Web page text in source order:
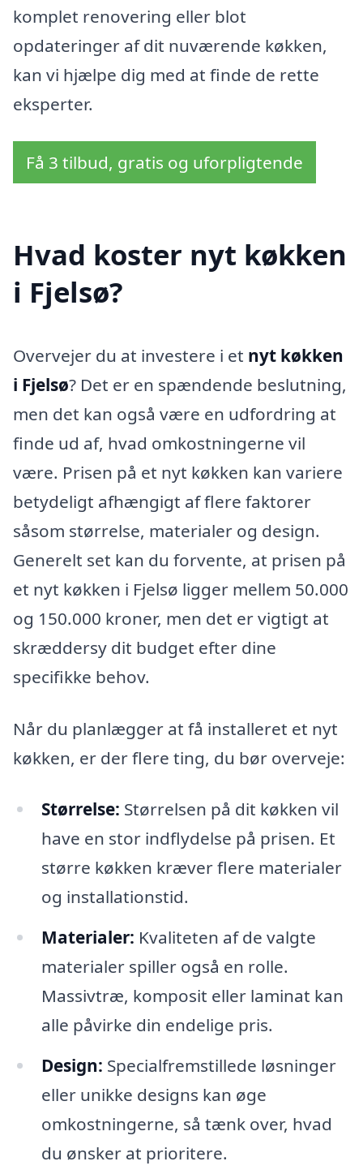
komplet renovering eller blot
opdateringer af dit nuværende køkken,
kan vi hjælpe dig med at finde de rette
eksperter.
Få 3 tilbud, gratis og uforpligtende
Hvad koster nyt køkken
i Fjelsø?
Overvejer du at investere i et nyt køkken
i Fjelsø? Det er en spændende beslutning,
men det kan også være en udfordring at
finde ud af, hvad omkostningerne vil
være. Prisen på et nyt køkken kan variere
betydeligt afhængigt af flere faktorer
såsom størrelse, materialer og design.
Generelt set kan du forvente, at prisen på
et nyt køkken i Fjelsø ligger mellem 50.000
og 150.000 kroner, men det er vigtigt at
skræddersy dit budget efter dine
specifikke behov.
Når du planlægger at få installeret et nyt
køkken, er der flere ting, du bør overveje:
Størrelse: Størrelsen på dit køkken vil
have en stor indflydelse på prisen. Et
større køkken kræver flere materialer
og installationstid.
Materialer: Kvaliteten af de valgte
materialer spiller også en rolle.
Massivtræ, komposit eller laminat kan
alle påvirke din endelige pris.
Design: Specialfremstillede løsninger
eller unikke designs kan øge
omkostningerne, så tænk over, hvad
du ønsker at prioritere.